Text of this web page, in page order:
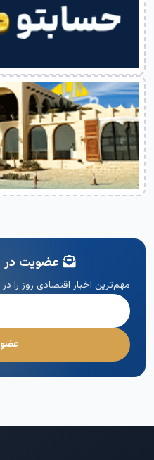
عضویت در
مهم‌ترین اخبار اقتصادی روز را